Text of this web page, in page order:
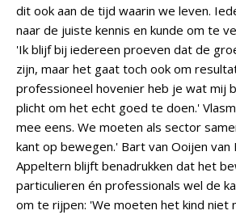
dit ook aan de tijd waarin we leven.
naar de juiste kennis en kunde om te
'Ik blijf bij iedereen proeven dat de
zijn, maar het gaat toch ook om
professioneel hovenier heb je wat mij
plicht om het echt goed te doen.'
mee eens. We moeten als sector
kant op bewegen.' Bart van Ooijen van
Appeltern blijft benadrukken dat het
particulieren én professionals wel de
om te rijpen: 'We moeten het kind